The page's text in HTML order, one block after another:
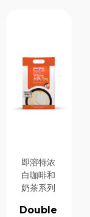
即溶特浓
白咖啡和
奶茶系列
Double